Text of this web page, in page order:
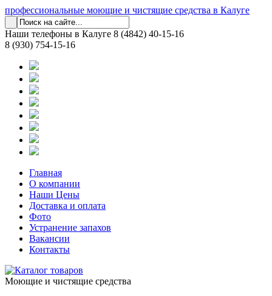
профессиональные моющие и чистящие средства в Калуге
Наши телефоны в Калуге 8 (4842) 40-15-16
8 (930) 754-15-16
Главная
О компании
Наши Цены
Доставка и оплата
Фото
Устранение запахов
Вакансии
Контакты
Моющие и чистящие средства